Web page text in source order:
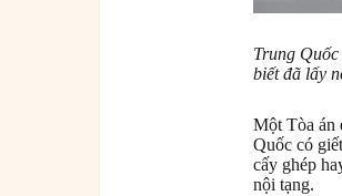
Trung
biết đã lấy
Một Tòa án
Quốc có
cấy ghép
nội tạng.